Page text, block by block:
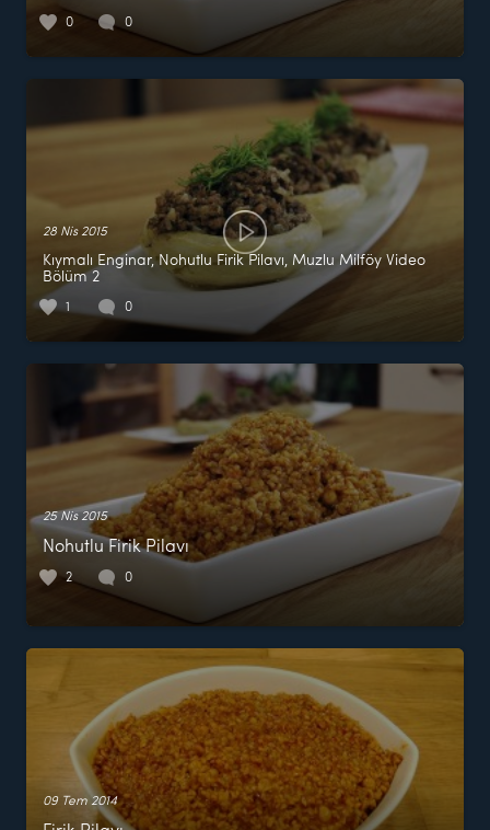
0 0
28 Nis 2015
Kıymalı Enginar, Nohutlu Firik Pilavı, Muzlu Milföy Video
Bölüm 2
1 0
25 Nis 2015
Nohutlu Firik Pilavı
2 0
09 Tem 2014